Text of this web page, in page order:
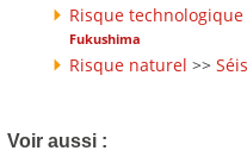
Risque technologique
Fukushima
Risque naturel >>
Voir aussi :